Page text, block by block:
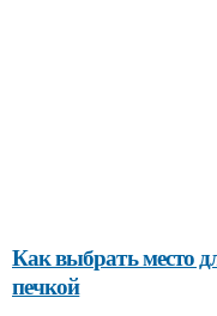
Как выбрать место
печкой